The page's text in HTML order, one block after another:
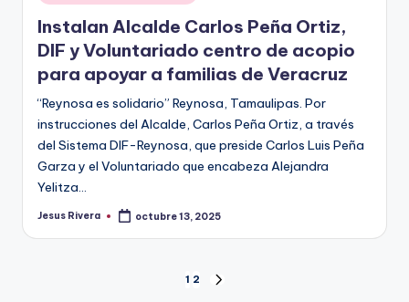
en
Instalan Alcalde Carlos Peña Ortiz,
DIF y Voluntariado centro de acopio
para apoyar a familias de Veracruz
“Reynosa es solidario” Reynosa, Tamaulipas. Por
instrucciones del Alcalde, Carlos Peña Ortiz, a través
del Sistema DIF-Reynosa, que preside Carlos Luis Peña
Garza y el Voluntariado que encabeza Alejandra
Yelitza…
Publicado
Jesus Rivera octubre 13, 2025
1 2